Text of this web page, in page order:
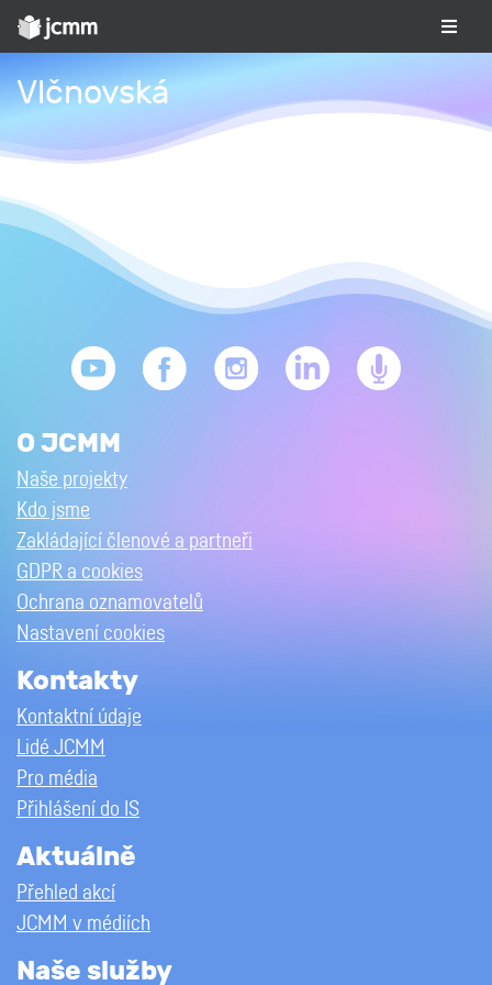
Vlčnovská
O JCMM
Naše projekty
Kdo jsme
Zakládající členové a partneři
GDPR a cookies
Ochrana oznamovatelů
Nastavení cookies
Kontakty
Kontaktní údaje
Lidé JCMM
Pro média
Přihlášení do IS
Aktuálně
Přehled akcí
JCMM v médiích
Naše služby